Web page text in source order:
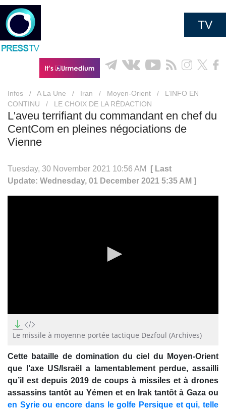
TV
Infos / A La Une / Iran / Moyen-Orient /
L’INFO EN
CONTINU
/ LE CHOIX DE LA RÉDACTION
L'aveu terrifiant du commandant en chef du
CentCom en pleines négociations de
Vienne
Tuesday, 30 November 2021 10:56 AM
[ Last
Update: Wednesday, 01 December 2021 5:35 AM ]
seconds
ofLe missile à moyenne portée tactique Dezfoul (Archives)
Cette bataille de domination du ciel du Moyen-Orient
que l’axe US/Israël a lamentablement perdue, assailli
qu’il est depuis 2019 de coups à missiles et à drones
assassins tantôt au Yémen et en Irak tantôt à Gaza ou
en Syrie ou encore dans le golfe Persique et qui, telle